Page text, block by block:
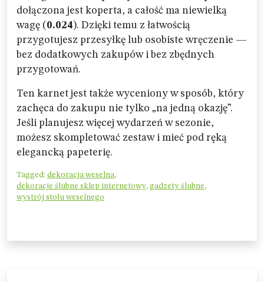
dołączona jest koperta, a całość ma niewielką
wagę (0.024). Dzięki temu z łatwością
przygotujesz przesyłkę lub osobiste wręczenie —
bez dodatkowych zakupów i bez zbędnych
przygotowań.
Ten karnet jest także wyceniony w sposób, który
zachęca do zakupu nie tylko „na jedną okazję”.
Jeśli planujesz więcej wydarzeń w sezonie,
możesz skompletować zestaw i mieć pod ręką
elegancką papeterię.
Tagged: dekoracja weselna,
dekoracje ślubne sklep internetowy, gadzety ślubne,
wystrój stołu weselnego